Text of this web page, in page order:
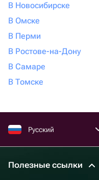
В Новосибирске
В Омске
В Перми
В Ростове-на-Дону
В Самаре
В Томске
Русский
Полезные ссылки